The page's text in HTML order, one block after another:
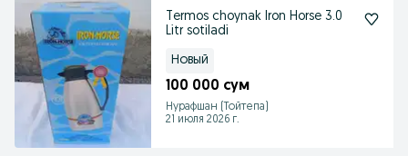
Termos choynak Iron Horse 3.0
Litr sotiladi
Новый
100 000 сум
Нурафшан (Тойтепа)
21 июля 2026 г.